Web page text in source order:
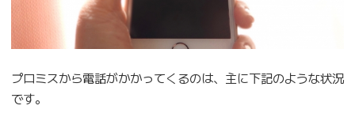
プロミスから電話がかかってくるのは、主に下記のような状況
です。